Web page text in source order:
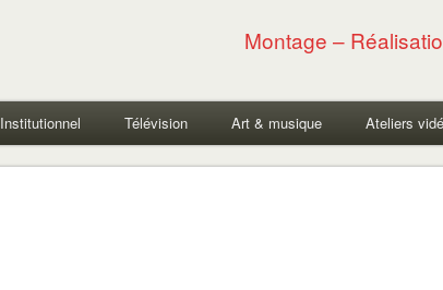
Montage –
Institutionnel Télévision Art & musique Ateliers